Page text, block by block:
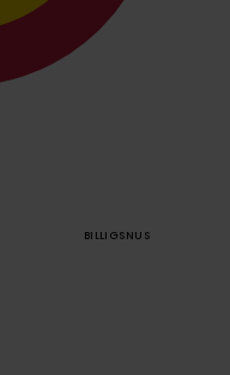
BILLIGSNUS